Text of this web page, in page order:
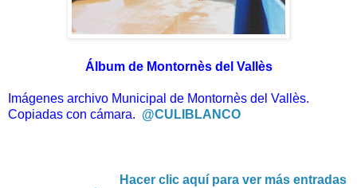
Álbum de Montornès del Vallès
Imágenes archivo Municipal de Montornès del Vallès.
Copiadas con cámara. @CULIBLANCO
Hacer clic aquí para ver más entradas